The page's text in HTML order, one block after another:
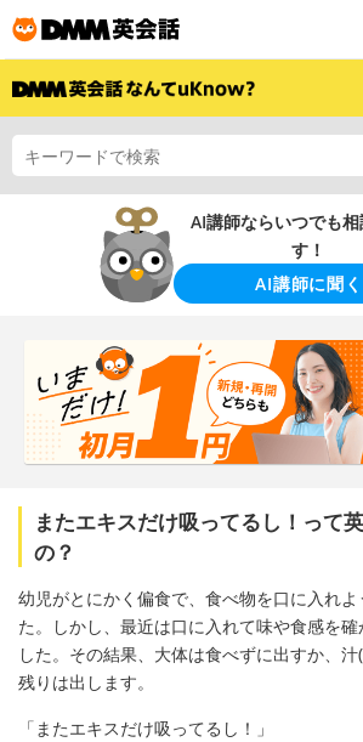
AI講師ならいつでも
す！
AI講師に聞く
またエキスだけ吸ってるし！って
の？
幼児がとにかく偏食で、食べ物を口に入れ
た。しかし、最近は口に入れて味や食感を
した。その結果、大体は食べずに出すか、汁
残りは出します。
「またエキスだけ吸ってるし！」